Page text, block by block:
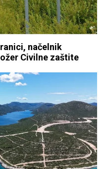
načelnik
Civilne zaštite